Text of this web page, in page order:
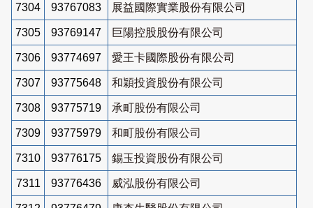
7304 93767083 展益國際實業股份有限公司
7305 93769147 巨陽控股股份有限公司
7306 93774697 愛王卡國際股份有限公司
7307 93775648 和穎投資股份有限公司
7308 93775719 承町股份有限公司
7309 93775979 和町股份有限公司
7310 93776175 錫玉投資股份有限公司
7311 93776436 威泓股份有限公司